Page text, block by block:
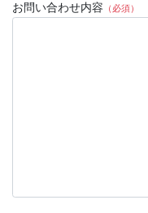
お問い合わせ内容 （必須）